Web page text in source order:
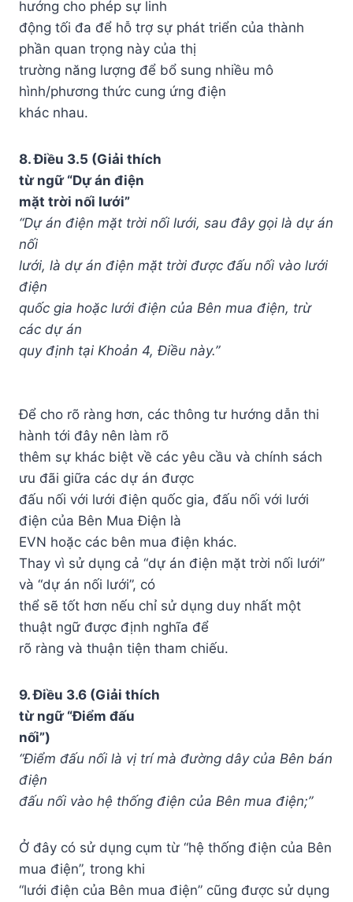
hướng cho phép sự linh
động tối đa để hỗ trợ sự phát triển của thành
phần quan trọng này của thị
trường năng lượng để bổ sung nhiều mô
hình/phương thức cung ứng điện
khác nhau.
8. Điều 3.5 (Giải thích
từ ngữ “Dự án điện
mặt trời nối lưới”
“Dự án điện mặt trời nối lưới, sau đây gọi là dự án
nối
lưới, là dự án điện mặt trời được đấu nối vào lưới
điện
quốc gia hoặc lưới điện của Bên mua điện, trừ
các dự án
quy định tại Khoản 4, Điều này.”
Để cho rõ ràng hơn, các thông tư hướng dẫn thi
hành tới đây nên làm rõ
thêm sự khác biệt về các yêu cầu và chính sách
ưu đãi giữa các dự án được
đấu nối với lưới điện quốc gia, đấu nối với lưới
điện của Bên Mua Điện là
EVN hoặc các bên mua điện khác.
Thay vì sử dụng cả “dự án điện mặt trời nối lưới”
và “dự án nối lưới”, có
thể sẽ tốt hơn nếu chỉ sử dụng duy nhất một
thuật ngữ được định nghĩa để
rõ ràng và thuận tiện tham chiếu.
9. Điều 3.6 (Giải thích
từ ngữ “Điểm đấu
nối”)
“Điểm đấu nối là vị trí mà đường dây của Bên bán
điện
đấu nối vào hệ thống điện của Bên mua điện;”
Ở đây có sử dụng cụm từ “hệ thống điện của Bên
mua điện”, trong khi
“lưới điện của Bên mua điện” cũng được sử dụng